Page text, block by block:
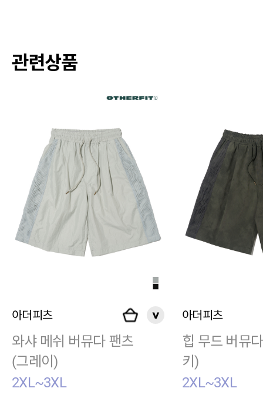
관련상품
아더피츠
와샤 메쉬 버뮤다 팬츠
(그레이)
2XL~3XL
아더피츠
힙 무드 버뮤
키)
2XL~3XL